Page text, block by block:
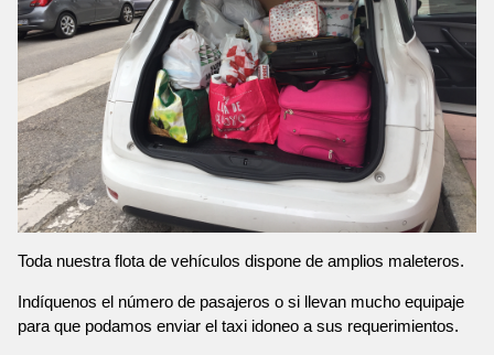
Toda nuestra flota de vehículos dispone de amplios maleteros.
Indíquenos el número de pasajeros o si llevan mucho equipaje
para que podamos enviar el taxi idoneo a sus requerimientos.